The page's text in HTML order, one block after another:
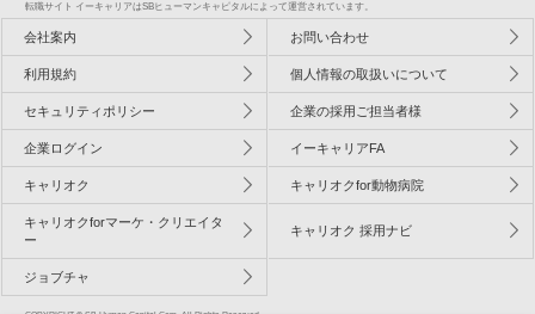
転職サイト イーキャリアはSBヒューマンキャピタルによって運営されています。
会社案内 お問い合わせ
利用規約 個人情報の取扱いについて
セキュリティポリシー 企業の採用ご担当者様
企業ログイン イーキャリアFA
キャリオク キャリオクfor動物病院
キャリオクforマーケ・クリエイタ
ー
キャリオク 採用ナビ
ジョブチャ